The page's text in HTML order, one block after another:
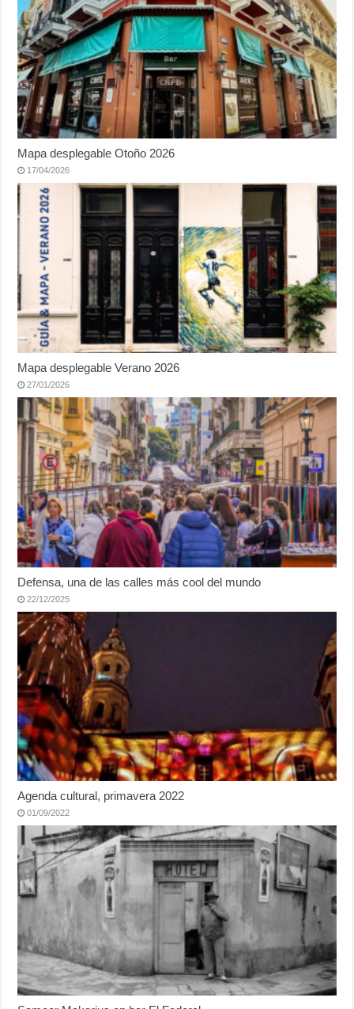
Mapa desplegable Otoño 2026
17/04/2026
Mapa desplegable Verano 2026
27/01/2026
Defensa, una de las calles más cool del mundo
22/12/2025
Agenda cultural, primavera 2022
01/09/2022